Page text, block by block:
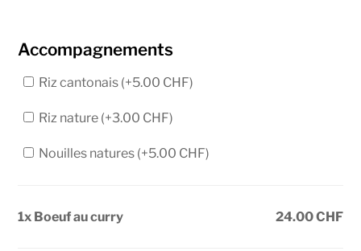
Accompagnements
Riz cantonais (+5.00 CHF)
Riz nature (+3.00 CHF)
Nouilles natures (+5.00 CHF)
1x Boeuf au curry 24.00 CHF